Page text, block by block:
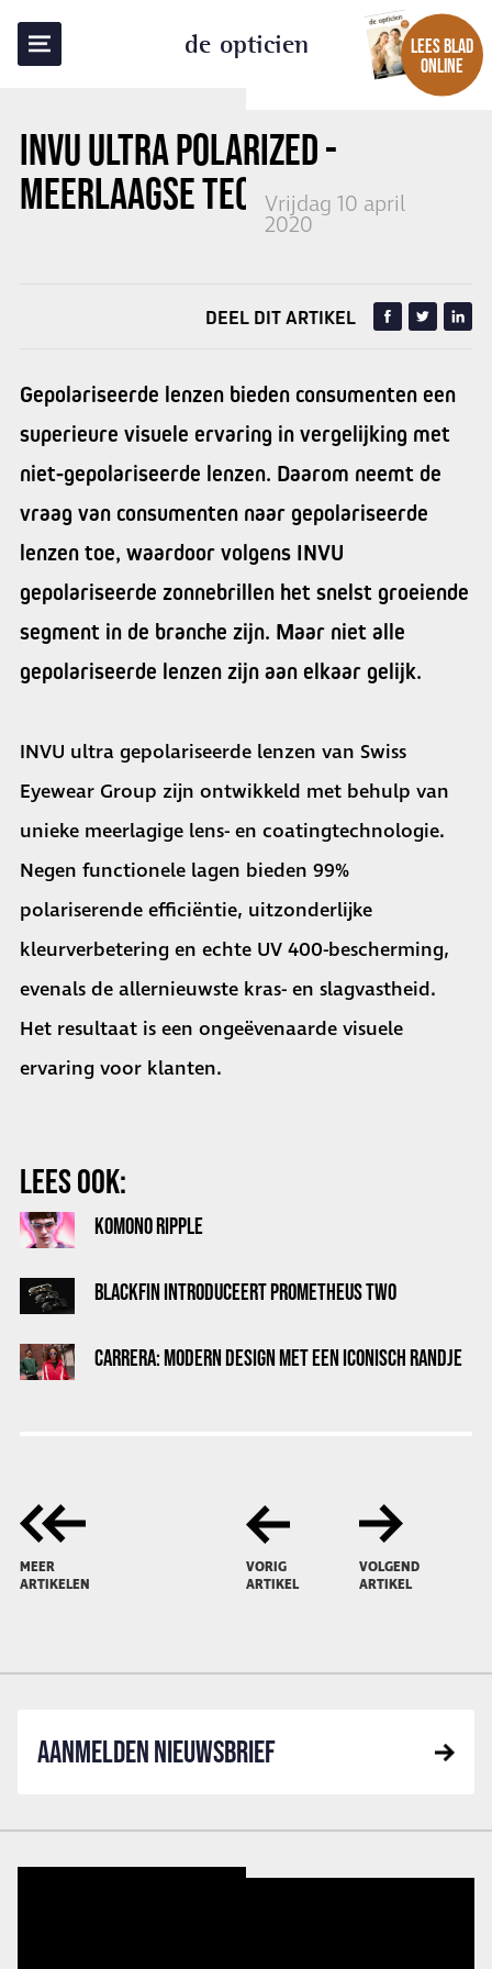
de opticien
LEES BLAD
ONLINE
INVU ULTRA POLARIZED -
MEERLAAGSE TECHNOLOGIE
Vrijdag 10 april
2020
TERUG NAAR OVERZICHT
DEEL DIT ARTIKEL
Gepolariseerde lenzen bieden consumenten een
superieure visuele ervaring in vergelijking met
niet-gepolariseerde lenzen. Daarom neemt de
vraag van consumenten naar gepolariseerde
lenzen toe, waardoor volgens INVU
gepolariseerde zonnebrillen het snelst groeiende
segment in de branche zijn. Maar niet alle
gepolariseerde lenzen zijn aan elkaar gelijk.
INVU ultra gepolariseerde lenzen van Swiss
Eyewear Group zijn ontwikkeld met behulp van
unieke meerlagige lens- en coatingtechnologie.
Negen functionele lagen bieden 99%
polariserende efficiëntie, uitzonderlijke
kleurverbetering en echte UV 400-bescherming,
evenals de allernieuwste kras- en slagvastheid.
Het resultaat is een ongeëvenaarde visuele
ervaring voor klanten.
LEES OOK:
KOMONO RIPPLE
BLACKFIN INTRODUCEERT PROMETHEUS TWO
CARRERA: MODERN DESIGN MET EEN ICONISCH RANDJE
MEER
ARTIKELEN
VORIG
ARTIKEL
VOLGEND
ARTIKEL
AANMELDEN NIEUWSBRIEF